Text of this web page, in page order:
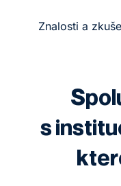
Znalosti a
s